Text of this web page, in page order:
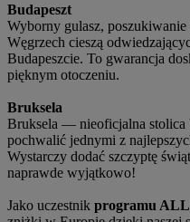
Budapeszt
Wyborny gulasz,
Węgrzech cieszą
Budapeszcie. To gwarancja
pięknym otoczeniu.
Bruksela
Bruksela — nieoficjalna
pochwalić jednymi z
Wystarczy dodać szczyptę
naprawde wyjątkowo!
Jako uczestnik programu ALL